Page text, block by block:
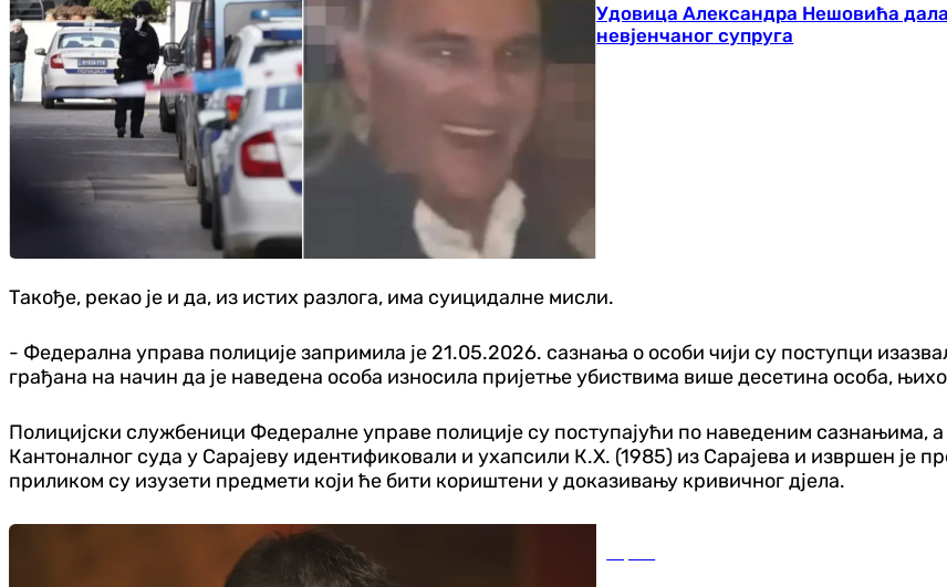
Удовица Александра Нешовића
невјенчаног супруга
Такође, рекао је и да, из истих разлога, има суицидалне мисли.
- Федерална управа полиције запримила је 21.05.2026. сазнања о особи чији су поступци
грађана на начин да је наведена особа износила пријетње убиствима више десетина особа,
Полицијски службеници Федералне управе полиције су поступајући по наведеним
Кантоналног суда у Сарајеву идентификовали и ухапсили К.Х. (1985) из Сарајева и извршен је
приликом су изузети предмети који ће бити кориштени у доказивању кривичног дјела.